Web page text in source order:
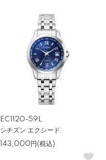
EC1120-59L
シチズン エクシード
143,000円(税込)